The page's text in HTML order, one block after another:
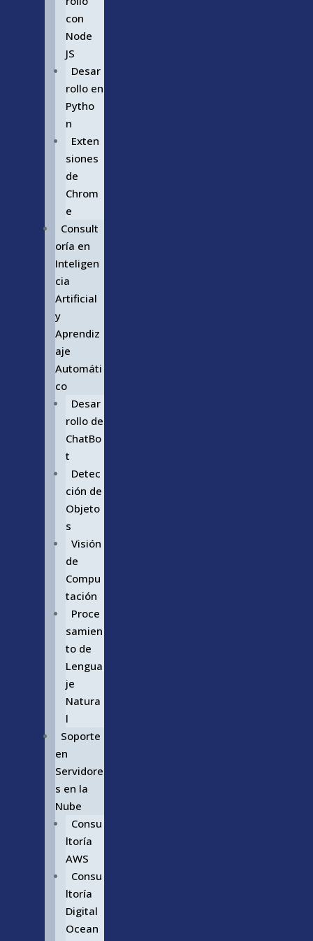
con
Node
JS
Desar
rollo en
Pytho
n
Exten
siones
de
Chrom
e
Consult
oría en
Inteligen
cia
Artificial
y
Aprendiz
aje
Automáti
co
Desar
rollo de
ChatBo
t
Detec
ción de
Objeto
s
Visión
de
Compu
tación
Proce
samien
to de
Lengua
je
Natura
l
Soporte
en
Servidore
s en la
Nube
Consu
ltoría
AWS
Consu
ltoría
Digital
Ocean